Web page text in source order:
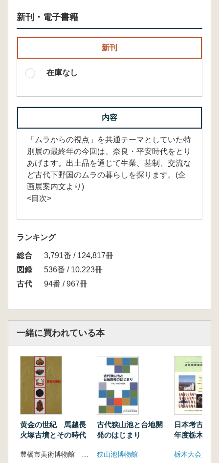
新刊・電子書籍
新刊
在庫なし
内容
「ムラからの視点」を共通テーマとしていた特
別展の最終年の今回は、奈良・平安時代をとり
あげます。出土品を通じて生業、墓制、交流な
ど古代下野国のムラの暮らしを探ります。(企
画展案内文より)
<目次>
ランキング
総合
3,791番 / 124,817冊
図録
536番 / 10,223冊
古代
94番 / 967冊
一緒に買われている本
黄金の世紀 馬越長
火塚古墳とその時代
豊橋市美術博物館 飯田市美術博物館 編
古代狭山池と台地開
発のはじまり
狭山池博物館
日本考古学
年度栃木大